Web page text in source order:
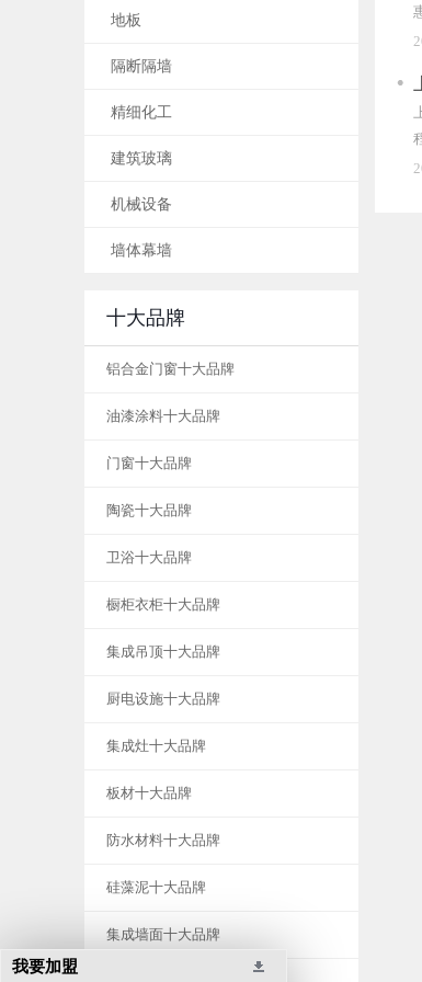
地板
隔断隔墙
精细化工
建筑玻璃
机械设备
墙体幕墙
十大品牌
铝合金门窗十大品牌
油漆涂料十大品牌
门窗十大品牌
陶瓷十大品牌
卫浴十大品牌
橱柜衣柜十大品牌
集成吊顶十大品牌
厨电设施十大品牌
集成灶十大品牌
板材十大品牌
防水材料十大品牌
硅藻泥十大品牌
集成墙面十大品牌
我要加盟